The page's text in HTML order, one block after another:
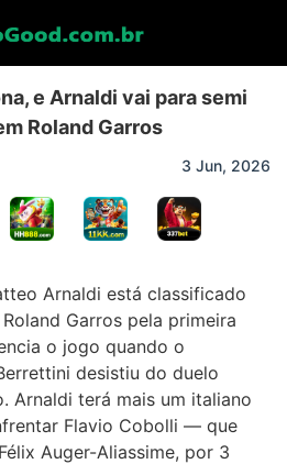
e Arnaldi vai para semi
Roland Garros
3 Jun, 2026
Arnaldi está classificado
Garros pela primeira
o jogo quando o
desistiu do duelo
Arnaldi terá mais um italiano
Flavio Cobolli — que
Auger-Aliassime, por 3